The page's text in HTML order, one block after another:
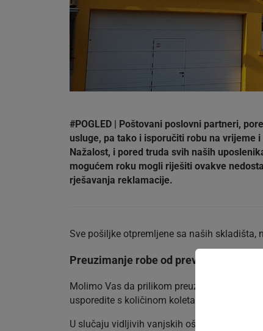
#POGLED | Poštovani poslovni partneri,
usluge, pa tako i isporučiti robu na vrijeme
Nažalost, i pored truda svih naših
mogućem roku mogli riješiti ovakve
rješavanja reklamacije.
Sve pošiljke otpremljene sa naših
Preuzimanje robe od prevoznika
Molimo Vas da prilikom preuzimanja robe
usporedite s količinom koleta koju ste fizički
U slučaju vidljivih vanjskih oštećenja kod